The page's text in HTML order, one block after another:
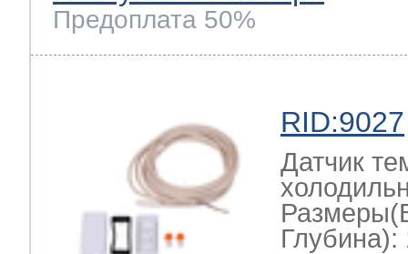
Предоплата 50%
RID:9027
Датчик
Глубина):